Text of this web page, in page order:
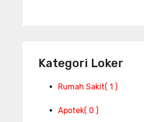
Kategori Loker
Rumah Sakit( 1 )
Apotek( 0 )